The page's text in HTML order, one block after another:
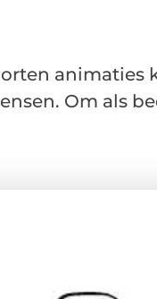
animaties
Om als